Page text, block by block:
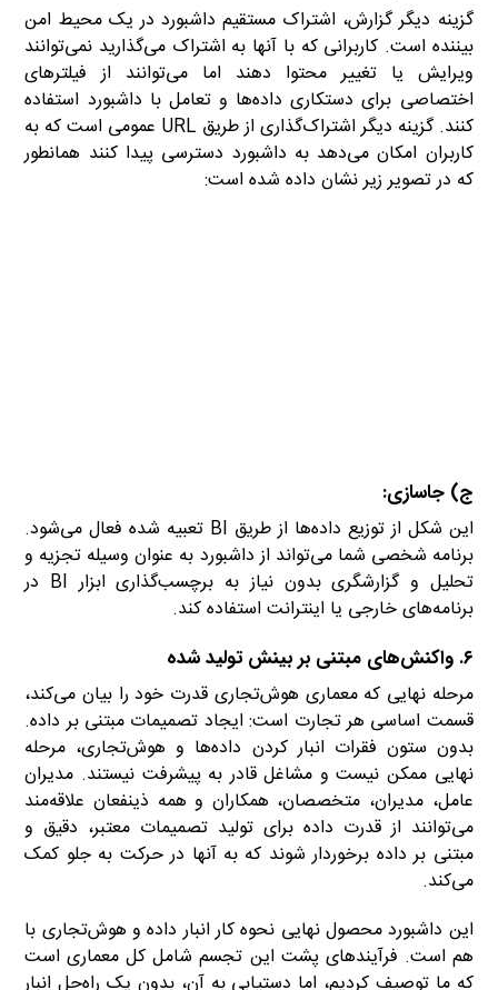
گزینه دیگر گزارش، اشتراک مستقیم داشبورد در یک محیط امن
بیننده است. کاربرانی که با آنها به اشتراک می‌گذارید نمی‌توانند
ویرایش یا تغییر محتوا دهند اما می‌توانند از فیلترهای
اختصاصی برای دستکاری داده‌ها و تعامل با داشبورد استفاده
کنند. گزینه دیگر اشترا‌ک‌گذاری از طریق URL عمومی است که به
کاربران امکان می‌دهد به داشبورد دسترسی پیدا کنند همانطور
که در تصویر زیر نشان داده شده است:
ج) جاسازی:
این شکل از توزیع داده‌ها از طریق BI تعبیه شده فعال می‌شود.
برنامه شخصی شما می‌تواند از داشبورد به عنوان وسیله تجزیه و
تحلیل و گزارشگری بدون نیاز به برچسب‌گذاری ابزار BI در
برنامه‌های خارجی یا اینترانت استفاده کند.
۶. واکنش‌های مبتنی بر بینش تولید شده
مرحله نهایی که معماری هوش‌تجاری قدرت خود را بیان می‌کند،
قسمت اساسی هر تجارت است: ایجاد تصمیمات مبتنی بر داده.
بدون ستون فقرات انبار کردن داده‌ها و هوش‌تجاری، مرحله
نهایی ممکن نیست و مشاغل قادر به پیشرفت نیستند. مدیران
عامل، مدیران، متخصصان، همکاران و همه ذینفعان علاقه‌مند
می‌توانند از قدرت داده برای تولید تصمیمات معتبر، دقیق و
مبتنی بر داده برخوردار شوند که به آنها در حرکت به جلو کمک
می‌کند.
این داشبورد محصول نهایی نحوه کار انبار داده و هوش‌تجاری با
هم است. فرآیندهای پشت این تجسم شامل کل معماری است
که ما توصیف کردیم، اما دستیابی به آن، بدون یک راه‌حل انبار